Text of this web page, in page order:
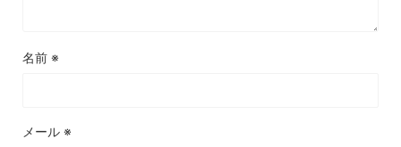
名前 ※
メール ※